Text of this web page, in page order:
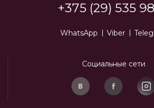
+375 (29) 535
WhatsApp Viber
Социальные сети